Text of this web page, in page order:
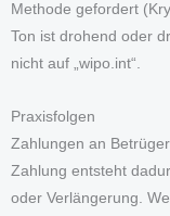
Methode gefordert
Ton ist drohend oder
nicht auf „wipo.int“.
Praxisfolgen
Zahlungen an
Zahlung entsteht
oder Verlängerung.